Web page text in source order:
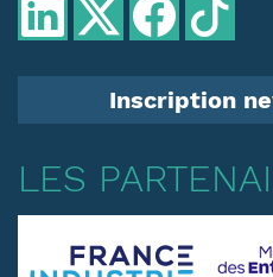
Inscription
LES